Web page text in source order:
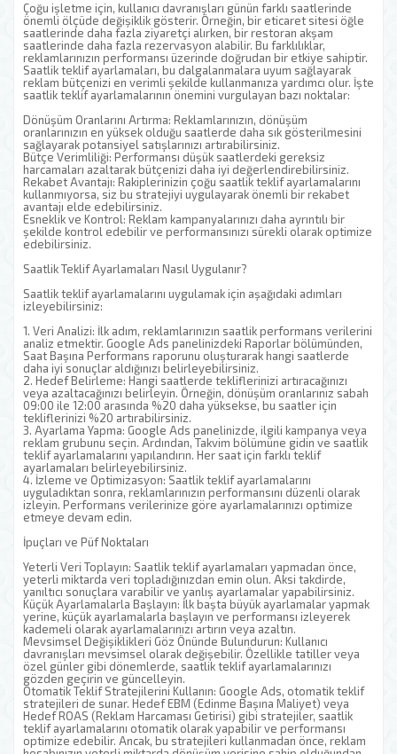
Çoğu işletme için, kullanıcı davranışları günün farklı saatlerinde
önemli ölçüde değişiklik gösterir. Örneğin, bir eticaret sitesi öğle
saatlerinde daha fazla ziyaretçi alırken, bir restoran akşam
saatlerinde daha fazla rezervasyon alabilir. Bu farklılıklar,
reklamlarınızın performansı üzerinde doğrudan bir etkiye sahiptir.
Saatlik teklif ayarlamaları, bu dalgalanmalara uyum sağlayarak
reklam bütçenizi en verimli şekilde kullanmanıza yardımcı olur. İşte
saatlik teklif ayarlamalarının önemini vurgulayan bazı noktalar:
Dönüşüm Oranlarını Artırma: Reklamlarınızın, dönüşüm
oranlarınızın en yüksek olduğu saatlerde daha sık gösterilmesini
sağlayarak potansiyel satışlarınızı artırabilirsiniz.
Bütçe Verimliliği: Performansı düşük saatlerdeki gereksiz
harcamaları azaltarak bütçenizi daha iyi değerlendirebilirsiniz.
Rekabet Avantajı: Rakiplerinizin çoğu saatlik teklif ayarlamalarını
kullanmıyorsa, siz bu stratejiyi uygulayarak önemli bir rekabet
avantajı elde edebilirsiniz.
Esneklik ve Kontrol: Reklam kampanyalarınızı daha ayrıntılı bir
şekilde kontrol edebilir ve performansınızı sürekli olarak optimize
edebilirsiniz.
Saatlik Teklif Ayarlamaları Nasıl Uygulanır?
Saatlik teklif ayarlamalarını uygulamak için aşağıdaki adımları
izleyebilirsiniz:
1. Veri Analizi: İlk adım, reklamlarınızın saatlik performans verilerini
analiz etmektir. Google Ads panelinizdeki Raporlar bölümünden,
Saat Başına Performans raporunu oluşturarak hangi saatlerde
daha iyi sonuçlar aldığınızı belirleyebilirsiniz.
2. Hedef Belirleme: Hangi saatlerde tekliflerinizi artıracağınızı
veya azaltacağınızı belirleyin. Örneğin, dönüşüm oranlarınız sabah
09:00 ile 12:00 arasında %20 daha yüksekse, bu saatler için
tekliflerinizi %20 artırabilirsiniz.
3. Ayarlama Yapma: Google Ads panelinizde, ilgili kampanya veya
reklam grubunu seçin. Ardından, Takvim bölümüne gidin ve saatlik
teklif ayarlamalarını yapılandırın. Her saat için farklı teklif
ayarlamaları belirleyebilirsiniz.
4. İzleme ve Optimizasyon: Saatlik teklif ayarlamalarını
uyguladıktan sonra, reklamlarınızın performansını düzenli olarak
izleyin. Performans verilerinize göre ayarlamalarınızı optimize
etmeye devam edin.
İpuçları ve Püf Noktaları
Yeterli Veri Toplayın: Saatlik teklif ayarlamaları yapmadan önce,
yeterli miktarda veri topladığınızdan emin olun. Aksi takdirde,
yanıltıcı sonuçlara varabilir ve yanlış ayarlamalar yapabilirsiniz.
Küçük Ayarlamalarla Başlayın: İlk başta büyük ayarlamalar yapmak
yerine, küçük ayarlamalarla başlayın ve performansı izleyerek
kademeli olarak ayarlamalarınızı artırın veya azaltın.
Mevsimsel Değişiklikleri Göz Önünde Bulundurun: Kullanıcı
davranışları mevsimsel olarak değişebilir. Özellikle tatiller veya
özel günler gibi dönemlerde, saatlik teklif ayarlamalarınızı
gözden geçirin ve güncelleyin.
Otomatik Teklif Stratejilerini Kullanın: Google Ads, otomatik teklif
stratejileri de sunar. Hedef EBM (Edinme Başına Maliyet) veya
Hedef ROAS (Reklam Harcaması Getirisi) gibi stratejiler, saatlik
teklif ayarlamalarını otomatik olarak yapabilir ve performansı
optimize edebilir. Ancak, bu stratejileri kullanmadan önce, reklam